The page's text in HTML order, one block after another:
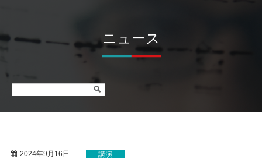
ニュース
2024年9月16日 講演